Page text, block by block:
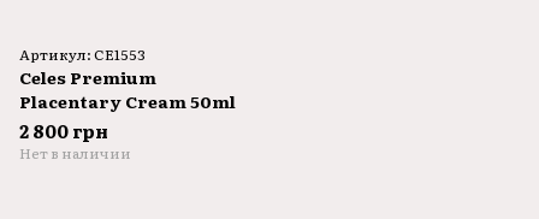
Артикул: CE1553
Celes Premium
Placentary Cream 50ml
2 800 грн
Нет в наличии